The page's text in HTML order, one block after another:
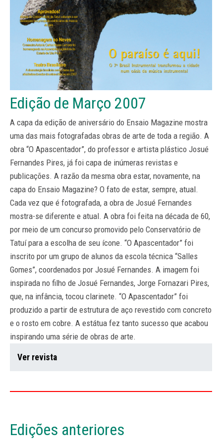
Edição de Março 2007
A capa da edição de aniversário do Ensaio Magazine mostra
uma das mais fotografadas obras de arte de toda a região. A
obra “O Apascentador”, do professor e artista plástico Josué
Fernandes Pires, já foi capa de inúmeras revistas e
publicações. A razão da mesma obra estar, novamente, na
capa do Ensaio Magazine? O fato de estar, sempre, atual.
Cada vez que é fotografada, a obra de Josué Fernandes
mostra-se diferente e atual. A obra foi feita na década de 60,
por meio de um concurso promovido pelo Conservatório de
Tatuí para a escolha de seu ícone. “O Apascentador” foi
inscrito por um grupo de alunos da escola técnica “Salles
Gomes”, coordenados por Josué Fernandes. A imagem foi
inspirada no filho de Josué Fernandes, Jorge Fornazari Pires,
que, na infância, tocou clarinete. “O Apascentador” foi
produzido a partir de estrutura de aço revestido com concreto
e o rosto em cobre. A estátua fez tanto sucesso que acabou
inspirando uma série de obras de arte.
Ver revista
Edições anteriores